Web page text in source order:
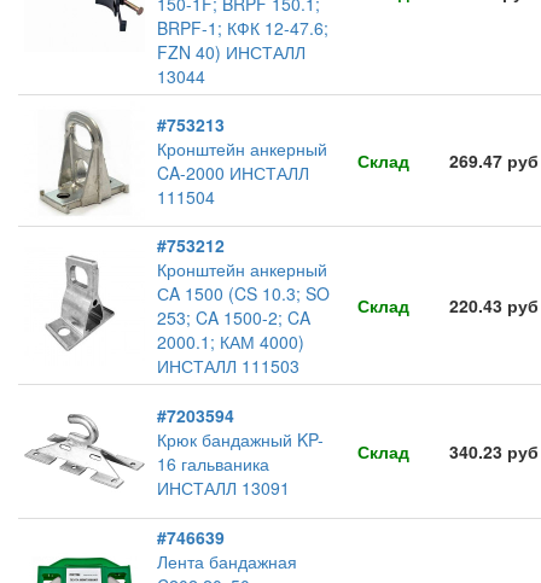
BRPF-1; КФК 12-47.6;
FZN 40) ИНСТАЛЛ
13044
#753213
Кронштейн анкерный
CA-2000 ИНСТАЛЛ
111504
Склад 269.47 руб
#753212
Кронштейн анкерный
СA 1500 (CS 10.3; SO
253; CA 1500-2; CA
2000.1; КАМ 4000)
ИНСТАЛЛ 111503
Склад 220.43 руб
#7203594
Крюк бандажный KP-
16 гальваника
ИНСТАЛЛ 13091
Склад 340.23 руб
#746639
Лента бандажная